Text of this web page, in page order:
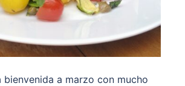
bienvenida a marzo con mucho